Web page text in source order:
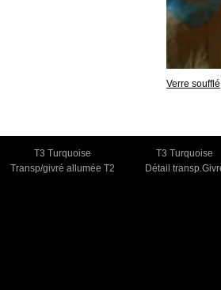
Verre soufflé
T3 Turquoise T3 Turquoise
Transp/givré allumée T2
Détail